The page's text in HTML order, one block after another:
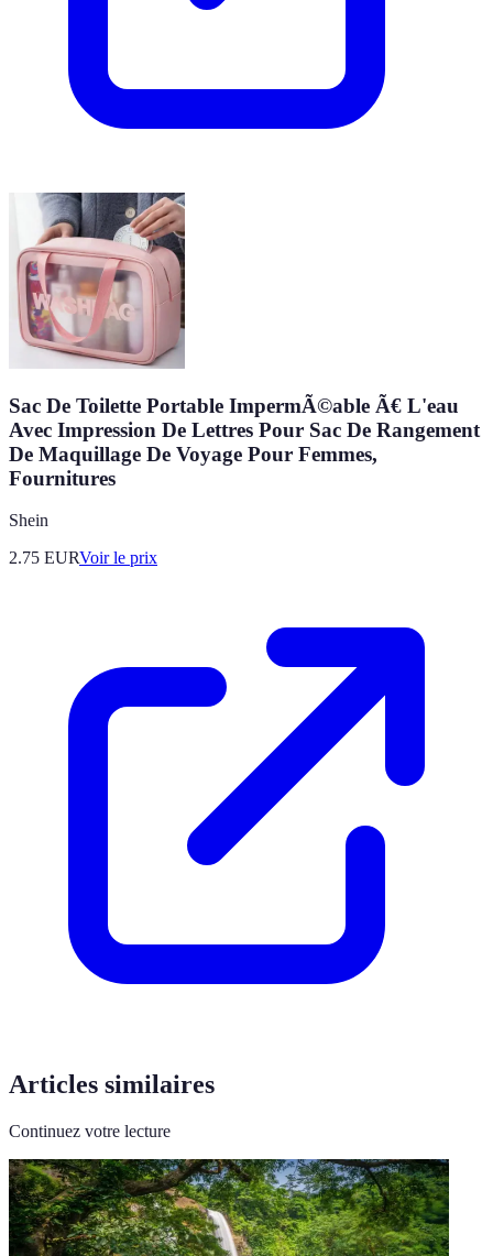
Sac De Toilette Portable ImpermÃ©able Ã€ L'eau
Avec Impression De Lettres Pour Sac De Rangement
De Maquillage De Voyage Pour Femmes,
Fournitures
Shein
2.75 EURVoir le prix
Articles similaires
Continuez votre lecture